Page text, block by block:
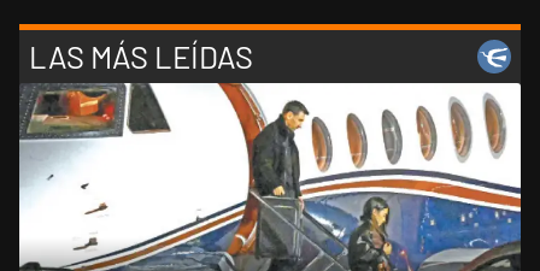
LAS MÁS LEÍDAS